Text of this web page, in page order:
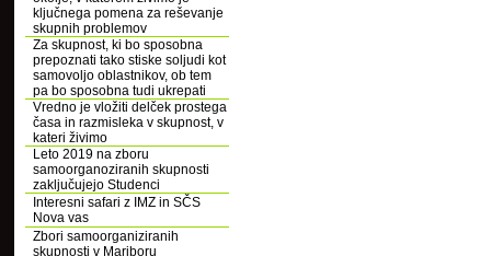
ključnega pomena za reševanje
skupnih problemov
Za skupnost, ki bo sposobna
prepoznati tako stiske soljudi kot
samovoljo oblastnikov, ob tem
pa bo sposobna tudi ukrepati
Vredno je vložiti delček prostega
časa in razmisleka v skupnost, v
kateri živimo
Leto 2019 na zboru
samoorganoziranih skupnosti
zaključujejo Studenci
Interesni safari z IMZ in SČS
Nova vas
Zbori samoorganiziranih
skupnosti v Mariboru